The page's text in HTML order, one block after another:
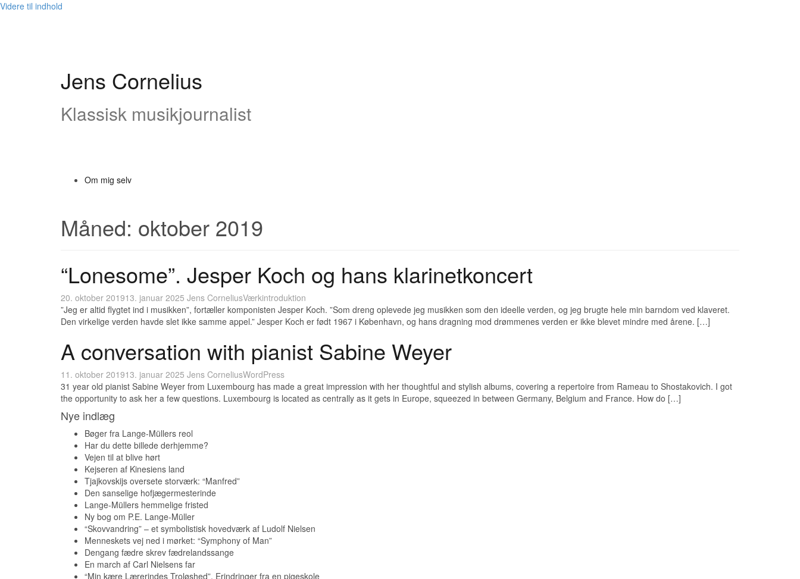
Videre til indhold
Jens Cornelius
Klassisk musikjournalist
Om mig selv
Måned: oktober 2019
“Lonesome”. Jesper Koch og hans klarinetkoncert
20. oktober 201913. januar 2025 Jens CorneliusVærkintroduktion
”Jeg er altid flygtet ind i musikken”, fortæller komponisten Jesper Koch. ”Som dreng oplevede jeg musikken som den ideelle verden, og jeg brugte hele min barndom ved klaveret.
Den virkelige verden havde slet ikke samme appel.” Jesper Koch er født 1967 i København, og hans dragning mod drømmenes verden er ikke blevet mindre med årene. […]
A conversation with pianist Sabine Weyer
11. oktober 201913. januar 2025 Jens CorneliusWordPress
31 year old pianist Sabine Weyer from Luxembourg has made a great impression with her thoughtful and stylish albums, covering a repertoire from Rameau to Shostakovich. I got
the opportunity to ask her a few questions. Luxembourg is located as centrally as it gets in Europe, squeezed in between Germany, Belgium and France. How do […]
Nye indlæg
Bøger fra Lange-Müllers reol
Har du dette billede derhjemme?
Vejen til at blive hørt
Kejseren af Kinesiens land
Tjajkovskijs oversete storværk: “Manfred”
Den sanselige hofjægermesterinde
Lange-Müllers hemmelige fristed
Ny bog om P.E. Lange-Müller
“Skovvandring” – et symbolistisk hovedværk af Ludolf Nielsen
Menneskets vej ned i mørket: “Symphony of Man”
Dengang fædre skrev fædrelandssange
En march af Carl Nielsens far
“Min kære Lærerindes Troløshed”. Erindringer fra en pigeskole